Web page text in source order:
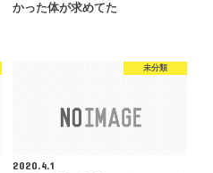
かった体が求めてた
未分類
2020.4.1